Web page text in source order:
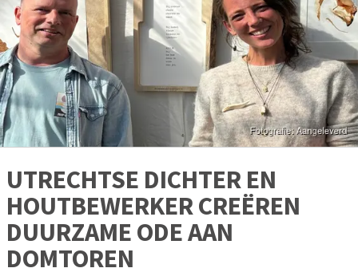
UTRECHTSE DICHTER EN
HOUTBEWERKER CREËREN
DUURZAME ODE AAN
DOMTOREN